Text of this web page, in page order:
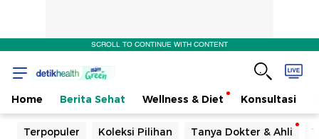
SCROLL TO CONTINUE WITH CONTENT
Home Berita Sehat Wellness & Diet Konsultasi
Terpopuler Koleksi Pilihan Tanya Dokter & Ahli